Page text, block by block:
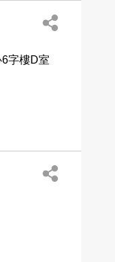
字樓D室